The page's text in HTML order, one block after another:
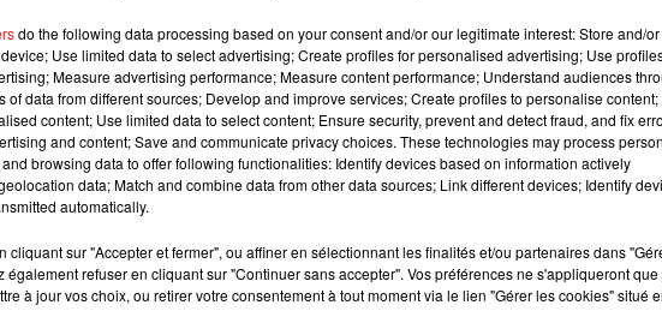
plaisir, que je pense que cela venait de lui. J’avais alors 9
sur sa relation avec…les sextoys.
qu’à ton âge (Parlant à sa fille Willow), je m’étais donnée de
Juste parce que je m’abstenais des hommes. Et je pense
un jour, je me suis dit "C’est assez. Tu as cinq orgasmes par
de plaisir, vous le voulez constamment.
de femmes qui assument leurs envies et n’ont pas peur
+
do the following data processing based on your consent and/or our legitimate interest: Store and/or
Use limited data to select advertising; Create profiles for personalised advertising; Use
Measure advertising performance; Measure content performance; Understand audiences
of data from different sources; Develop and improve services; Create profiles to personalise
content; Use limited data to select content; Ensure security, prevent and detect fraud, and fix
and content; Save and communicate privacy choices. These technologies may process
browsing data to offer following functionalities: Identify devices based on information actively
data; Match and combine data from other data sources; Link different devices; Identify
automatically.
cliquant sur "Accepter et fermer", ou affiner en sélectionnant les finalités et/ou partenaires dans
également refuser en cliquant sur "Continuer sans accepter". Vos préférences ne s'appliqueront
à jour vos choix, ou retirer votre consentement à tout moment via le lien "Gérer les cookies" situé